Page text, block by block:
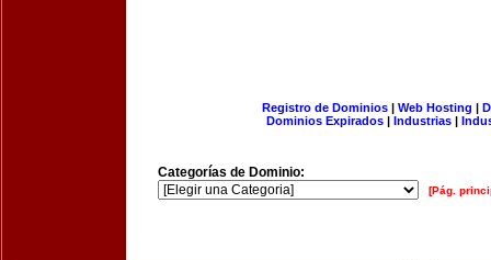
Registro de Dominios| Web Hosting |
Dominios Expirados | Industrias |
Categorías de Dominio:
[Pág.